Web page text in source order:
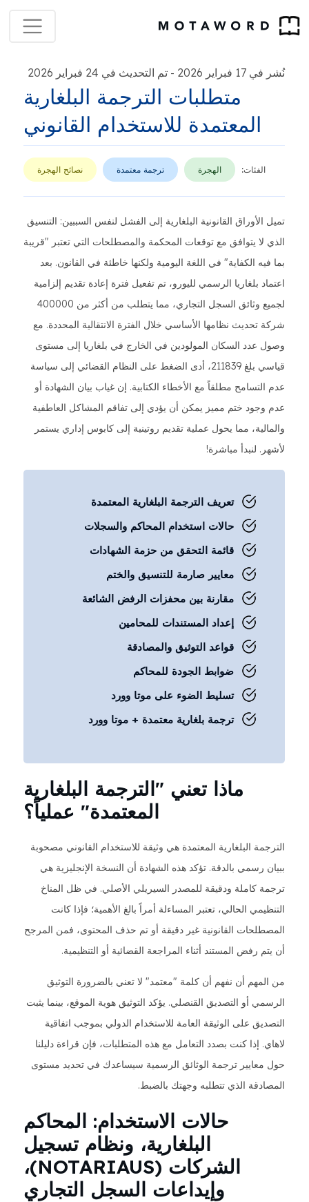
نُشر في 17 فبراير 2026 - تم التحديث في 24 فبراير 2026
متطلبات الترجمة البلغارية
المعتمدة للاستخدام القانوني
الفئات: الهجرة ترجمة معتمدة نصائح الهجرة
تميل الأوراق القانونية البلغارية إلى الفشل لنفس السببين: التنسيق
الذي لا يتوافق مع توقعات المحكمة والمصطلحات التي تعتبر "قريبة
بما فيه الكفاية" في اللغة اليومية ولكنها خاطئة في القانون. بعد
اعتماد بلغاريا الرسمي لليورو، تم تفعيل فترة إعادة تقديم إلزامية
لجميع وثائق السجل التجاري، مما يتطلب من أكثر من 400000
شركة تحديث نظامها الأساسي خلال الفترة الانتقالية المحددة. مع
وصول عدد السكان المولودين في الخارج في بلغاريا إلى مستوى
قياسي بلغ 211839، أدى الضغط على النظام القضائي إلى سياسة
عدم التسامح مطلقاً مع الأخطاء الكتابية. إن غياب بيان الشهادة أو
عدم وجود ختم مميز يمكن أن يؤدي إلى تفاقم المشاكل العاطفية
والمالية، مما يحول عملية تقديم روتينية إلى كابوس إداري يستمر
لأشهر. لنبدأ مباشرة!
تعريف الترجمة البلغارية المعتمدة
حالات استخدام المحاكم والسجلات
قائمة التحقق من حزمة الشهادات
معايير صارمة للتنسيق والختم
مقارنة بين محفزات الرفض الشائعة
إعداد المستندات للمحامين
قواعد التوثيق والمصادقة
ضوابط الجودة للمحاكم
تسليط الضوء على موتا وورد
ترجمة بلغارية معتمدة + موتا وورد
ماذا تعني "الترجمة البلغارية
المعتمدة" عملياً؟
الترجمة البلغارية المعتمدة هي وثيقة للاستخدام القانوني مصحوبة
ببيان رسمي بالدقة. تؤكد هذه الشهادة أن النسخة الإنجليزية هي
ترجمة كاملة ودقيقة للمصدر السيريلي الأصلي. في ظل المناخ
التنظيمي الحالي، تعتبر المساءلة أمراً بالغ الأهمية؛ فإذا كانت
المصطلحات القانونية غير دقيقة أو تم حذف المحتوى، فمن المرجح
أن يتم رفض المستند أثناء المراجعة القضائية أو التنظيمية.
من المهم أن نفهم أن كلمة "معتمد" لا تعني بالضرورة التوثيق
الرسمي أو التصديق القنصلي. يؤكد التوثيق هوية الموقع، بينما يثبت
التصديق على الوثيقة العامة للاستخدام الدولي بموجب اتفاقية
لاهاي. إذا كنت بصدد التعامل مع هذه المتطلبات، فإن قراءة دليلنا
حول معايير ترجمة الوثائق الرسمية سيساعدك في تحديد مستوى
المصادقة الذي تتطلبه وجهتك بالضبط.
حالات الاستخدام: المحاكم
البلغارية، ونظام تسجيل
الشركات (NOTARIAUS)،
وإيداعات السجل التجاري